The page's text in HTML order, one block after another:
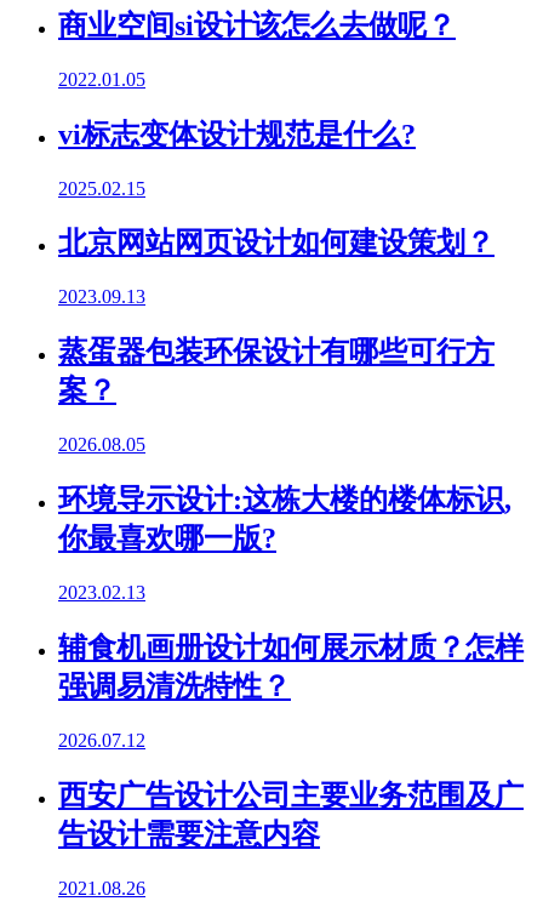
商业空间si设计该怎么去做呢？
2022.01.05
vi标志变体设计规范是什么?
2025.02.15
北京网站网页设计如何建设策划？
2023.09.13
蒸蛋器包装环保设计有哪些可行方
案？
2026.08.05
环境导示设计:这栋大楼的楼体标识,
你最喜欢哪一版?
2023.02.13
辅食机画册设计如何展示材质？怎样
强调易清洗特性？
2026.07.12
西安广告设计公司主要业务范围及广
告设计需要注意内容
2021.08.26